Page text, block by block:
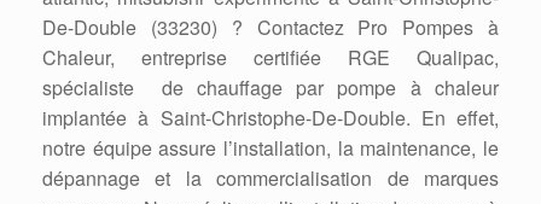
De-Double (33230) ? Contactez Pro Pompes à
Chaleur, entreprise certifiée RGE Qualipac,
spécialiste de chauffage par pompe à chaleur
implantée à Saint-Christophe-De-Double. En effet,
notre équipe assure l’installation, la maintenance, le
dépannage et la commercialisation de marques